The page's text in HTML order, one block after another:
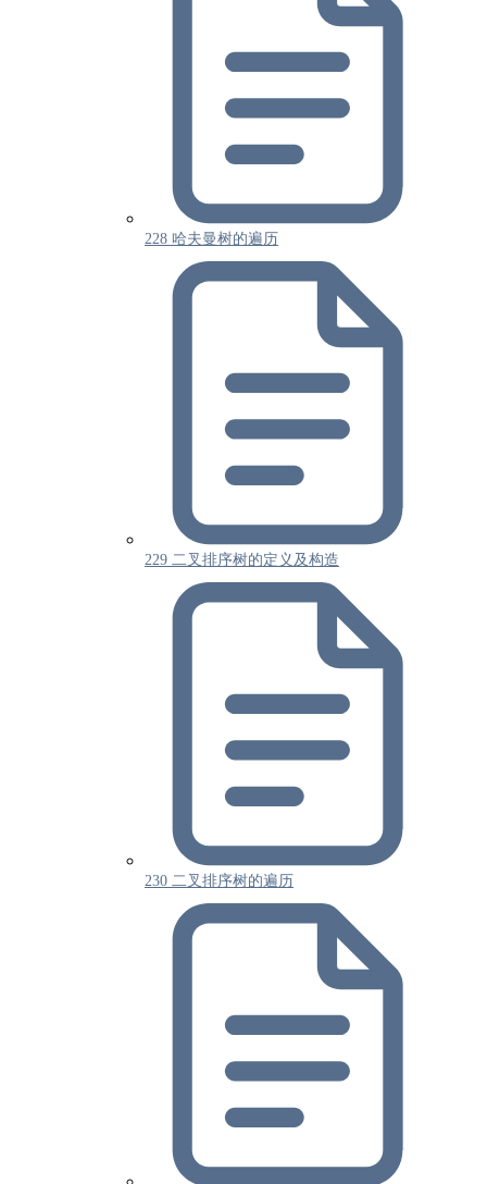
228 哈夫曼树的遍历
229 二叉排序树的定义及构造
230 二叉排序树的遍历